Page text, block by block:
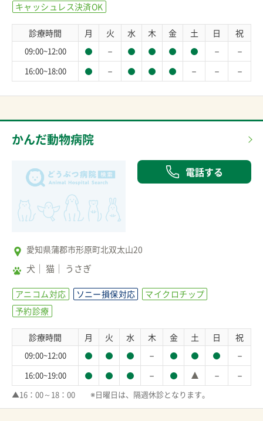
キャッシュレス決済OK
診療時間 月 火 水 木 金 土 日 祝
09:00~12:00 － － －
16:00~18:00 － － － －
かんだ動物病院
電話する
愛知県蒲郡市形原町北双太山20
犬 猫 うさぎ
アニコム対応 ソニー損保対応
マイクロチップ
予約診療
診療時間 月 火 水 木 金 土 日 祝
09:00~12:00 － －
16:00~19:00 － － －
▲16：00～18：00　　※日曜日は、隔週休診となります。